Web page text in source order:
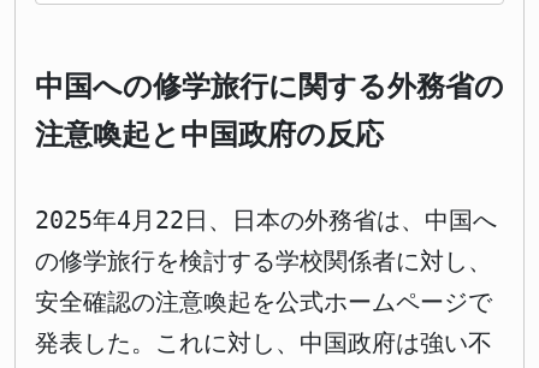
中国への修学旅行に関する外務省の
注意喚起と中国政府の反応
2025年4月22日、日本の外務省は、中国へ
の修学旅行を検討する学校関係者に対し、
安全確認の注意喚起を公式ホームページで
発表した。これに対し、中国政府は強い不